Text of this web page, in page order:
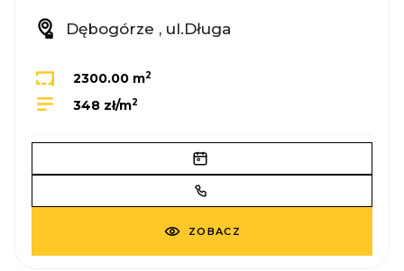
Dębogórze , ul.Długa
2300.00 m2
348 zł/m2
ZOBACZ